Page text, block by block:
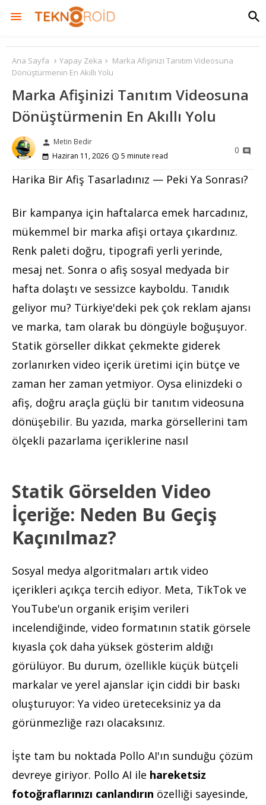
Ana Sayfa Yapay Zeka
Marka Afişinizi Tanıtım Videosuna
Dönüştürmenin En Akıllı Yolu
Marka Afişinizi Tanıtım Videosuna
Dönüştürmenin En Akıllı Yolu
person Metin Bedir
Haziran 11, 2026
5 minute read
0
Harika Bir Afiş Tasarladınız — Peki Ya Sonrası?
Bir kampanya için haftalarca emek harcadınız,
mükemmel bir marka afişi ortaya çıkardınız.
Renk paleti doğru, tipografi yerli yerinde,
mesaj net. Sonra o afiş sosyal medyada bir
hafta dolaştı ve sessizce kayboldu. Tanıdık
geliyor mu? Türkiye'deki pek çok reklam ajansı
ve marka, tam olarak bu döngüyle boğuşuyor.
Statik görseller dikkat çekmekte giderek
zorlanırken video içerik üretimi için bütçe ve
zaman her zaman yetmiyor. Oysa elinizdeki o
afiş, doğru araçla güçlü bir tanıtım videosuna
dönüşebilir. Bu yazıda, marka görsellerini tam
ölçekli pazarlama içeriklerine nasıl
Statik Görselden Video
İçeriğe: Neden Bu Geçiş
Kaçınılmaz?
Sosyal medya algoritmaları artık video
içerikleri açıkça tercih ediyor. Meta, TikTok ve
YouTube'un organik erişim verileri
incelendiğinde, video formatının statik görsele
kıyasla çok daha yüksek gösterim aldığı
görülüyor. Bu durum, özellikle küçük bütçeli
markalar ve yerel ajanslar için ciddi bir baskı
oluşturuyor: Ya video üreteceksiniz ya da
görünmezliğe razı olacaksınız.
İşte tam bu noktada Pollo AI'ın sunduğu çözüm
devreye giriyor. Pollo AI ile hareketsiz
fotoğraflarınızı canlandırın özelliği sayesinde,